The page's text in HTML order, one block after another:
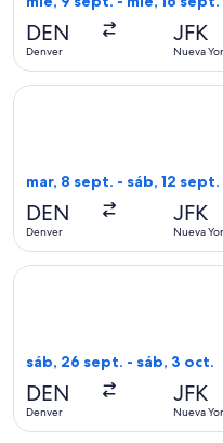
DEN
Denver
JFK
Nueva
mar, 8 sept. - sáb, 12 sept.
DEN
Denver
JFK
Nueva
Seleccionar vuelo de
sáb, 26 sept. - sáb, 3 oct.
DEN
Denver
JFK
Nueva
Seleccionar vuelo de